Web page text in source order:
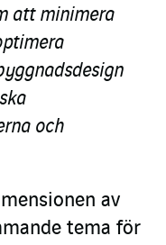
att minimera
och
av
tema för